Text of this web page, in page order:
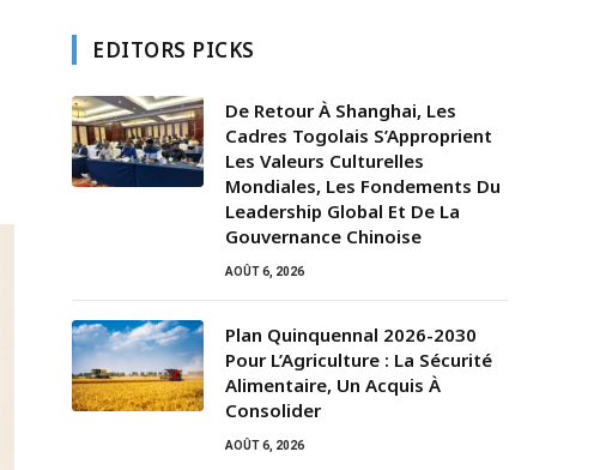
EDITORS PICKS
De Retour À Shanghai, Les
Cadres Togolais S’Approprient
Les Valeurs Culturelles
Mondiales, Les Fondements Du
Leadership Global Et De La
Gouvernance Chinoise
AOÛT 6, 2026
Plan Quinquennal 2026-2030
Pour L’Agriculture : La Sécurité
Alimentaire, Un Acquis À
Consolider
AOÛT 6, 2026